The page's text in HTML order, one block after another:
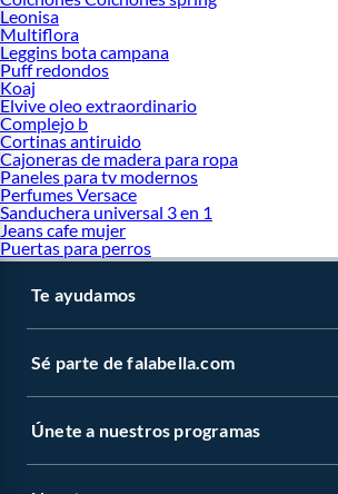
Leonisa
Multiflora
Leggins bota campana
Puff redondos
Koaj
Elvive oleo extraordinario
Complejo b
Cortinas antiruido
Cajoneras de madera para ropa
Paneles para tv modernos
Perfumes Versace
Sanduchera universal 3 en 1
Jeans cafe mujer
Puertas para perros
Te ayudamos
Sé parte de falabella.com
Únete a nuestros programas